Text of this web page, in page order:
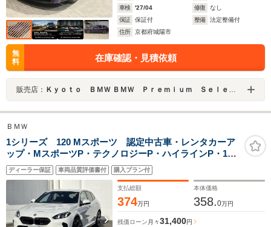
車検
'27/04 修復
なし
保証
保証付 整備
法定整備付
住所
京都府城陽市
無
料
在庫確認・見積依頼
販売店： Ｋｙｏｔｏ ＢＭＷ ＢＭＷ Ｐｒｅｍｉｕｍ Ｓｅｌｅｃｔｉｏｎ 城陽
ＢＭＷ
1シリーズ 120 Mスポーツ 認定中古車・レンタカーア
ップ・MスポーツP・テクノロジーP・ハイラインP・18
インチAW
ディーラー保証 車両品質評価書付 購入プラン付
支払総額
374万円
本体価格
358.0万円
残価ローン 月々31,400円